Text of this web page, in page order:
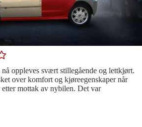
oppleves svært stillegående og lettkjørt.
over komfort og kjøreegenskaper når
mottak av nybilen. Det var